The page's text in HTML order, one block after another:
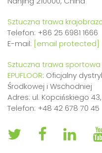
Sztuczna trawa
Telefon: +86 25 6981 1666
E-mail: [email protected]
Sztuczna trawa sportowa
EPUFLOOR: Oficjalny
Środkowej i Wschodniej
Adres: ul. Kopcińskiego
Telefon: +48 42 678 70 45